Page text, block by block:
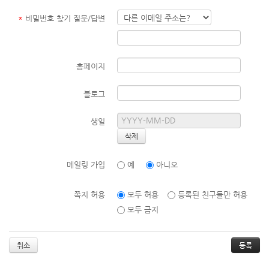
* 비밀번호 찾기 질문/답변
홈페이지
블로그
생일
메일링 가입 예 아니오
쪽지 허용 모두 허용
등록된 친구들만 허용
모두 금지
취소